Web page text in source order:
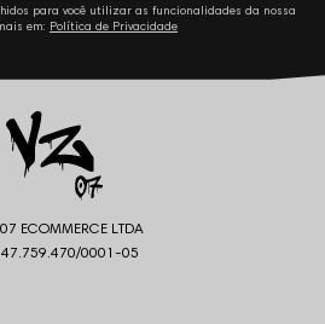
para você utilizar as funcionalidades da nossa
em: Política de Privacidade
ECOMMERCE LTDA
47.759.470/0001-05